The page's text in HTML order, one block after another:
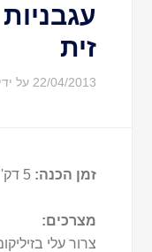
זית
22/04/2013 על ידי
זמן הכנה: 5 דק'
מצרכים:
צרור עלי